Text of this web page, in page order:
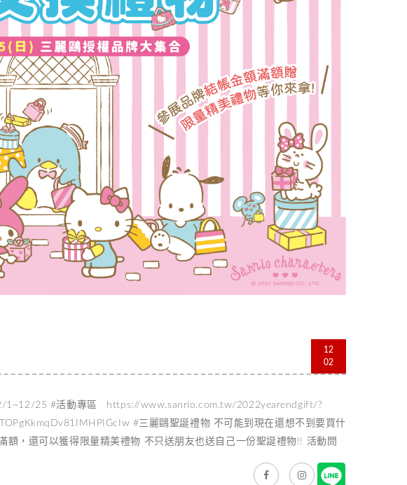
12
02
25 #活動專區 https://www.sanrio.com.tw/2022yearendgift/?
#三麗鷗聖誕禮物 不可能到現在還想不到要買什
額，還可以獲得限量精美禮物 不只送朋友也送自己一份聖誕禮物!! 活動問